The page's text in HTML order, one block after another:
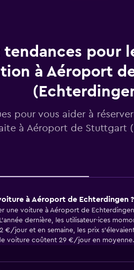
tendances pour
à Aéroport
pour vous aider à
à Aéroport de Stuttgart
à Aéroport de Echterdingen ?
une voiture à Aéroport de
dernière, les utilisateur·ices
€/jour et en semaine, les prix
voiture coûtent 29 €/jour en moyenne.